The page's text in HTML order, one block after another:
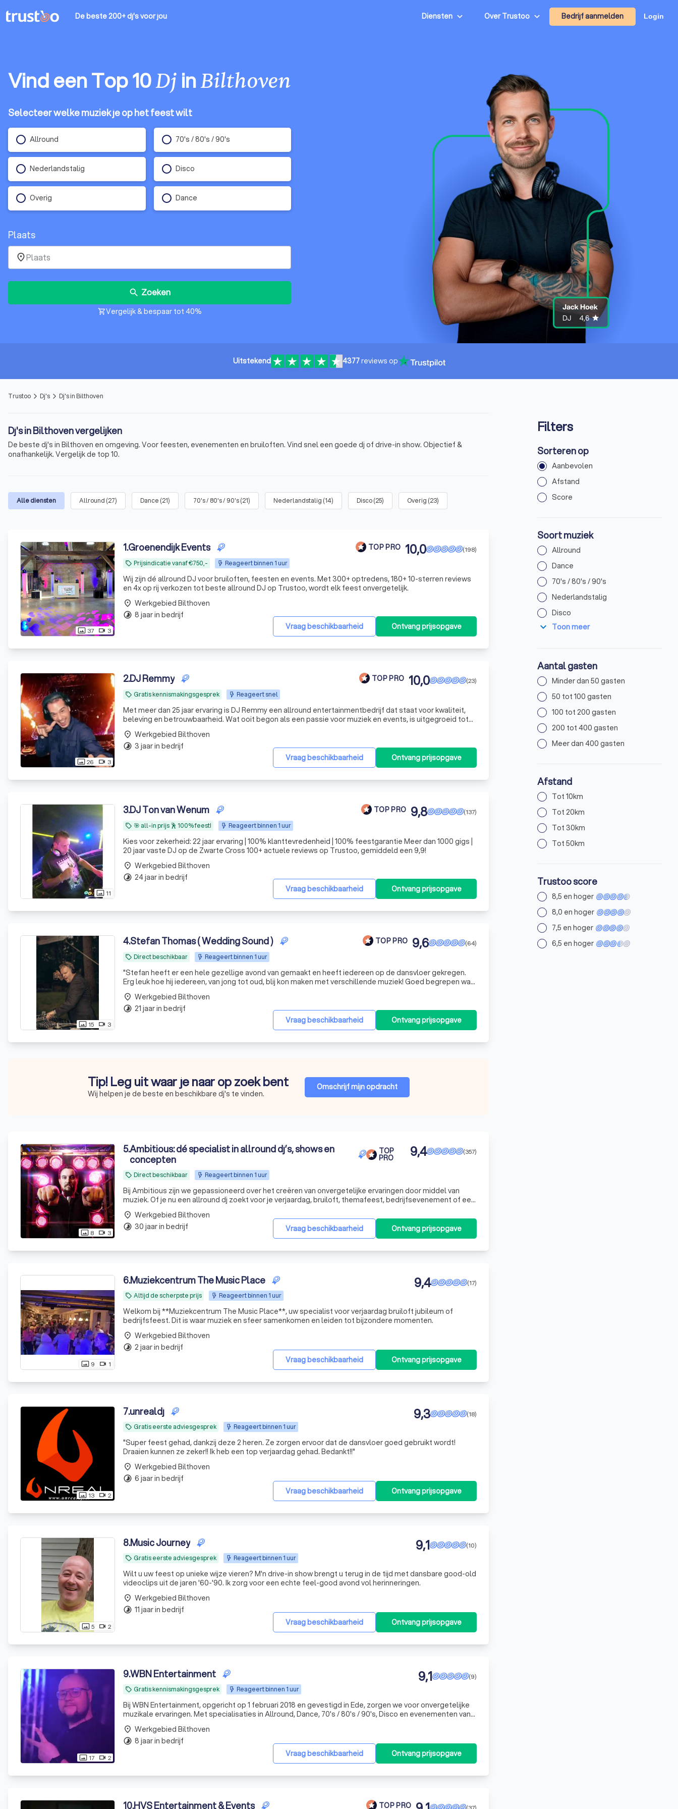
De beste 200+ dj'svoor jou Diensten Over Trustoo Bedrijf aanmelden Login
Vind een Top 10Dj inBilthoven
Selecteer welke muziek je op het feest wilt
Allround 70's / 80's / 90's
Nederlandstalig Disco
Overig Dance
Plaats
place
search Zoeken
shopping_cartVergelijk & bespaar tot 40%
Uitstekend 4377reviews op
Trustoo arrow_forward_ios Dj's arrow_forward_ios Dj's in Bilthoven
Dj's in Bilthoven vergelijken
De beste dj's in Bilthoven en omgeving. Voor feesten, evenementen en bruiloften. Vind snel een goede dj of drive-in show. Objectief &
onafhankelijk. Vergelijk de top 10.
Alle diensten Allround (27) Dance (21) 70's / 80's / 90's(21) Nederlandstalig (14) Disco(25) Overig (23)
photo_size_select_actual 37 videocam 3
1.Groenendijk Events TOP PRO
local_offer Prijsindicatie vanaf €750,- Reageert binnen 1 uur
(198)
10,0
Wij zijn dé allround DJ voor bruiloften, feesten en events. Met 300+ optredens, 180+ 10-sterren reviews
en 4x op rij verkozen tot beste allround DJ op Trustoo, wordt elk feest onvergetelijk.
Vraag beschikbaarheid Ontvang prijsopgave
place Werkgebied Bilthoven
timelapse 8 jaar in bedrijf
photo_size_select_actual26 videocam 3
2.DJ Remmy TOP PRO
local_offer Gratis kennismakingsgesprek Reageert snel
(23)
10,0
Met meer dan 25 jaar ervaring is DJ Remmy een allround entertainmentbedrijf dat staat voor kwaliteit,
beleving en betrouwbaarheid. Wat ooit begon als een passie voor muziek en events, is uitgegroeid tot
Vraag beschikbaarheid Ontvang prijsopgave
place Werkgebied Bilthoven
timelapse 3 jaar in bedrijf
photo_size_select_actual 11
3.DJ Ton van Wenum TOP PRO
local_offer 🎯 all-in prijs 🕺 100% feest! Reageert binnen 1 uur
(137)
9,8
Kies voor zekerheid: 22 jaar ervaring | 100% klanttevredenheid | 100% feestgarantie Meer dan 1000 gigs |
20 jaar vaste DJ op de Zwarte Cross 100+ actuele reviews op Trustoo, gemiddeld een 9,9!
Vraag beschikbaarheid Ontvang prijsopgave
place Werkgebied Bilthoven
timelapse 24 jaar in bedrijf
photo_size_select_actual 15 videocam 3
4.Stefan Thomas ( Wedding Sound ) TOP PRO
local_offer Direct beschikbaar Reageert binnen 1 uur
(64)
9,6
"Stefan heeft er een hele gezellige avond van gemaakt en heeft iedereen op de dansvloer gekregen.
Erg leuk hoe hij iedereen, van jong tot oud, blij kon maken met verschillende muziek! Goed begrepen wat
wij graag wilden. Super leuke avond gehad en iedereen heeft er van genoten! Stefan doet zijn werk echt
gepassioneerd! Als we weer een feestje geven, zou ik Stefan zo weer bellen.
Vraag beschikbaarheid
Ontvang prijsopgave
place Werkgebied Bilthoven
timelapse 21 jaar in bedrijf
Tip! Leg uit waar je naar op zoek bent
Wij helpen je de beste en beschikbare dj's te vinden.
Omschrijf mijn opdracht
photo_size_select_actual 8 videocam 3
5.Ambitious: dé specialist in allround dj’s, shows en
concepten
TOP
PRO
local_offer Direct beschikbaar Reageert binnen 1 uur
(357)
9,4
Bij Ambitious zijn we gepassioneerd over het creëren van onvergetelijke ervaringen door middel van
muziek. Of je nu een allround dj zoekt voor je verjaardag, bruiloft, themafeest, bedrijfsevenement of een
ander evenement, wij hebben de perfecte oplossing voor jou. Ons team van professionele, ervaren
Vraag beschikbaarheid
Ontvang prijsopgave
place Werkgebied Bilthoven
timelapse 30 jaar in bedrijf
photo_size_select_actual 9 videocam 1
6.Muziekcentrum The Music Place
local_offer Altijd de scherpste prijs Reageert binnen 1 uur
(17)
9,4
Welkom bij **Muziekcentrum The Music Place**, uw specialist voor verjaardag bruiloft jubileum of
bedrijfsfeest. Dit is waar muziek en sfeer samenkomen en leiden tot bijzondere momenten.
Vraag beschikbaarheid Ontvang prijsopgave
place Werkgebied Bilthoven
timelapse 2 jaar in bedrijf
photo_size_select_actual 13 videocam 2
7.unrealdj
local_offer Gratis eerste adviesgesprek Reageert binnen 1 uur
(18)
9,3
"Super feest gehad, dankzij deze 2 heren. Ze zorgen ervoor dat de dansvloer goed gebruikt wordt!
Draaien kunnen ze zeker!! Ik heb een top verjaardag gehad. Bedankt!!"
Vraag beschikbaarheid Ontvang prijsopgave
place Werkgebied Bilthoven
timelapse 6 jaar in bedrijf
photo_size_select_actual5 videocam 2
8.Music Journey
local_offer Gratis eerste adviesgesprek Reageert binnen 1 uur
(10)
9,1
Wilt u uw feest op unieke wijze vieren? M'n drive-in show brengt u terug in de tijd met dansbare good-old
videoclips uit de jaren '60-'90. Ik zorg voor een echte feel-good avond vol herinneringen.
Vraag beschikbaarheid Ontvang prijsopgave
place Werkgebied Bilthoven
timelapse 11 jaar in bedrijf
photo_size_select_actual 17 videocam 2
9.WBN Entertainment
local_offer Gratis kennismakingsgesprek Reageert binnen 1 uur
(9)
9,1
Bij WBN Entertainment, opgericht op 1 februari 2018 en gevestigd in Ede, zorgen we voor onvergetelijke
muzikale ervaringen. Met specialisaties in Allround, Dance, 70's / 80's / 90's, Disco en evenementen van
minder dan 50 tot 200 gasten, brengen we elk feest tot leven. Vraag vrijblijvend een offerte
Vraag beschikbaarheid Ontvang prijsopgave
place Werkgebied Bilthoven
timelapse 8 jaar in bedrijf
10.HVS Entertainment & Events TOP PRO
Filters
Sorteren op
Aanbevolen
Afstand
Score
Soort muziek
Allround
Dance
70's / 80's / 90's
Nederlandstalig
Disco
expand_more Toon meer
Aantal gasten
Minder dan 50 gasten
50 tot 100 gasten
100 tot 200 gasten
200 tot 400 gasten
Meer dan 400 gasten
Afstand
Tot 10km
Tot 20km
Tot 30km
Tot 50km
Trustoo score
8,5 en hoger
8,0 en hoger
7,5 en hoger
6,5 en hoger